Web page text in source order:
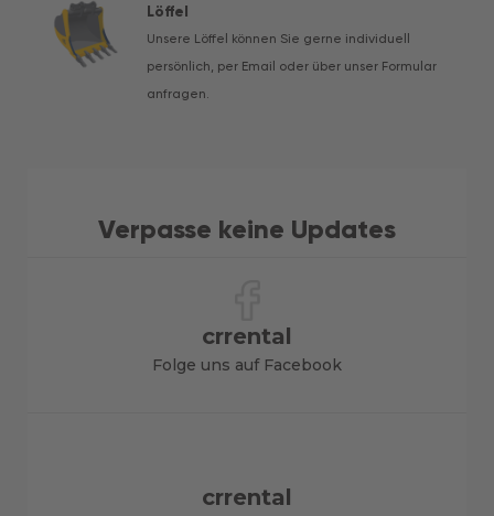
Löffel
Unsere Löffel können Sie gerne individuell
persönlich, per Email oder über unser Formular
anfragen.
Verpasse keine Updates
crrental
Folge uns auf Facebook
crrental